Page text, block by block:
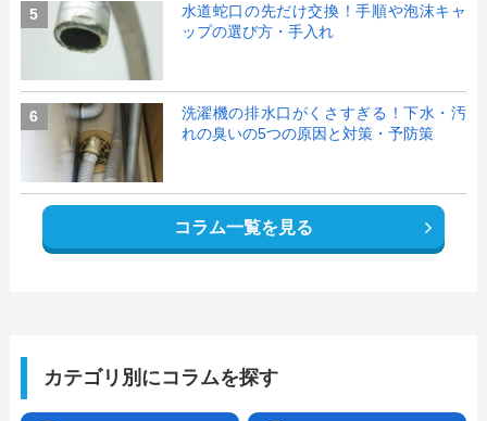
5
水道蛇口の先だけ交換！手順や泡沫キャ
ップの選び方・手入れ
6
洗濯機の排水口がくさすぎる！下水・汚
れの臭いの5つの原因と対策・予防策
コラム一覧を見る
カテゴリ別にコラムを探す